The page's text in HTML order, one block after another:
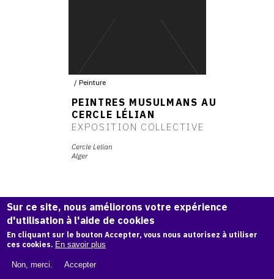
Peinture
PEINTRES MUSULMANS AU
CERCLE LÉLIAN
EXPOSITION COLLECTIVE
Cercle Lelian
Alger
Sur ce site, nous améliorons votre expérience
d'utilisation à l'aide de cookies
En cliquant sur le bouton Accepter, vous nous autorisez à utiliser
ces cookies. En savoir plus
Non, merci. Accepter